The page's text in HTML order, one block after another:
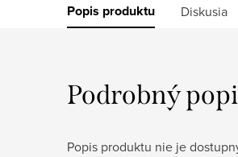
Popis produktu Diskusia
Podrobný
Popis produktu nie je